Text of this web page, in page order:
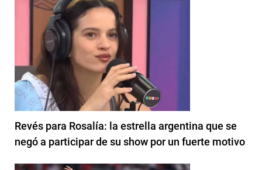
Revés para Rosalía: la estrella argentina que se
negó a participar de su show por un fuerte motivo